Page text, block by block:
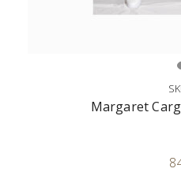
ΕπιλογήMargaret